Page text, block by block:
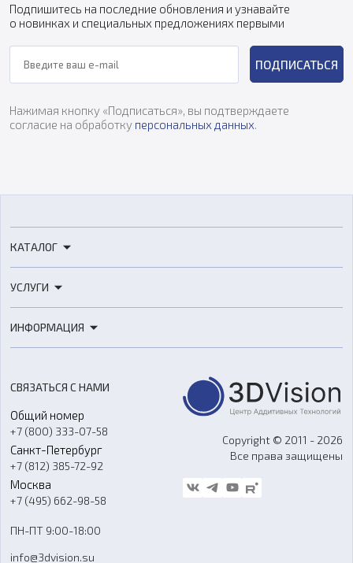
Подпишитесь на последние обновления и узнавайте
о новинках и специальных предложениях первыми
ПОДПИСАТЬСЯ
Нажимая кнопку «Подписаться», вы подтверждаете
согласие на обработку персональных данных
КАТАЛОГ
3D-сканеры
Расходные материалы
Оборудование и материалы для вакуумного литья
Аксессуары и прочее оборудование
Программное обеспечение
УСЛУГИ
3D-моделирование
Ремонт и услуги
ИНФОРМАЦИЯ
О компании
Контакты
Гос. закупки
Стать дилером
Блог
FAQ
СВЯЗАТЬСЯ С НАМИ
Общий номер
+7 (800) 333-07-58
Санкт-Петербург
+7 (812) 385-72-92
Москва
+7 (495) 662-98-58
ПН-ПТ 9:00-18:00
info@3dvision.su
Copyright © 2011 - 2026
Все права защищены